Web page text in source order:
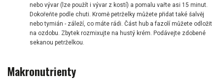
nebo vývar (lze použít i vývar z kostí) a pomalu vařte asi 15 minut.
Dokořeňte podle chuti. Kromě petrželky můžete přidat také šalvěj
nebo tymián - záleží, co máte rádi. Část hub a fazolí můžete odložit
na ozdobu. Zbytek rozmixujte na hustý krém. Podávejte zdobené
sekanou petrželkou.
Makronutrienty